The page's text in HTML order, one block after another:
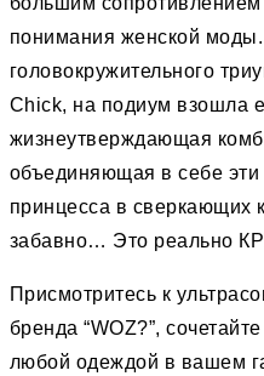
понимания женской
головокружительного
Chick, на подиум взошла
жизнеутверждающая
объединяющая в себе эти
принцесса в сверкающих
забавно… Это реально
Присмотритесь к
бренда “WOZ?”,
любой одеждой в вашем